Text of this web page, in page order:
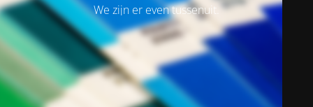
We zijn er even tussenuit.